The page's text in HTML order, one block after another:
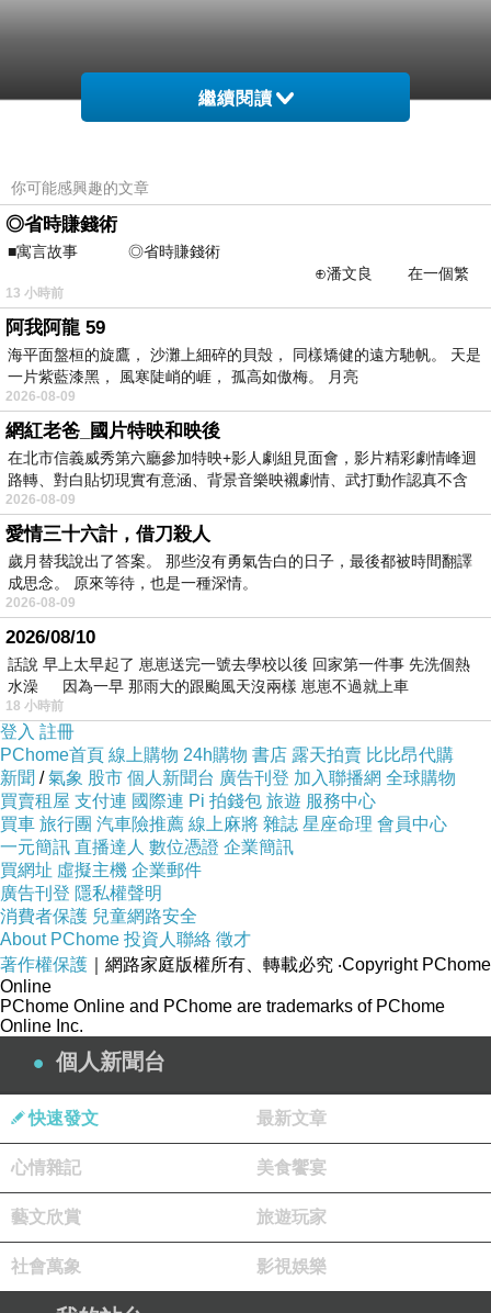
http://www.tbj.com.tw/index.php?
chennel_id=OEYA&member=af0000
27898
台北濱江美食網,台北濱江市場,台北濱江牛肉,台北濱江的網頁,台北濱江
年菜,台北濱江有限公司,台北濱江花市,台北濱江 櫻桃,台北濱江果菜市
場,台北濱江限定卡
內容簡介
圖片及文字都來自台北濱江美食網
台北濱江美食網網站網址
http://www.tbj.com.tw/index.php?
chennel_id=OEYA&member=af0000
繼續閱讀
你可能感興趣的文章
◎省時賺錢術
■寓言故事 ◎省時賺錢術
⊕潘文良 在一個繁
華的商業街上，有兩家傳統
13 小時前
阿我阿龍 59
海平面盤桓的旋鷹， 沙灘上細碎的貝殼， 同樣矯健的遠方馳帆。 天是
一片紫藍漆黑， 風寒陡峭的崕， 孤高如傲梅。 月亮
2026-08-09
網紅老爸_國片特映和映後
在北市信義威秀第六廳參加特映+影人劇組見面會，影片精彩劇情峰迴
路轉、對白貼切現實有意涵、背景音樂映襯劇情、武打動作認真不含
糊、
2026-08-09
愛情三十六計，借刀殺人
歲月替我說出了答案。 那些沒有勇氣告白的日子，最後都被時間翻譯
成思念。 原來等待，也是一種深情。
2026-08-09
2026/08/10
話說 早上太早起了 崽崽送完一號去學校以後 回家第一件事 先洗個熱
水澡 因為一早 那雨大的跟颱風天沒兩樣 崽崽不過就上車
18 小時前
登入 註冊
PChome首頁 線上購物 24h購物 書店 露天拍賣 比比昂代購
新聞 /氣象 股市 個人新聞台 廣告刊登 加入聯播網 全球購物
買賣租屋 支付連 國際連 Pi 拍錢包 旅遊 服務中心
買車 旅行團 汽車險推薦 線上麻將 雜誌 星座命理 會員中心
一元簡訊 直播達人 數位憑證 企業簡訊
買網址 虛擬主機 企業郵件
廣告刊登 隱私權聲明
消費者保護 兒童網路安全
About PChome 投資人聯絡 徵才
著作權保護 ｜網路家庭版權所有、轉載必究 ‧Copyright PChome
Online
PChome Online and PChome are trademarks of PChome
Online Inc.
個人新聞台
快速發文 最新文章
心情雜記 美食饗宴
藝文欣賞 旅遊玩家
社會萬象 影視娛樂